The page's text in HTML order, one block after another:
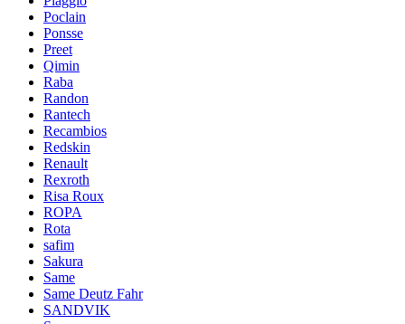
Poclain
Ponsse
Preet
Qimin
Raba
Randon
Rantech
Recambios
Redskin
Renault
Rexroth
Risa Roux
ROPA
Rota
safim
Sakura
Same
Same Deutz Fahr
SANDVIK